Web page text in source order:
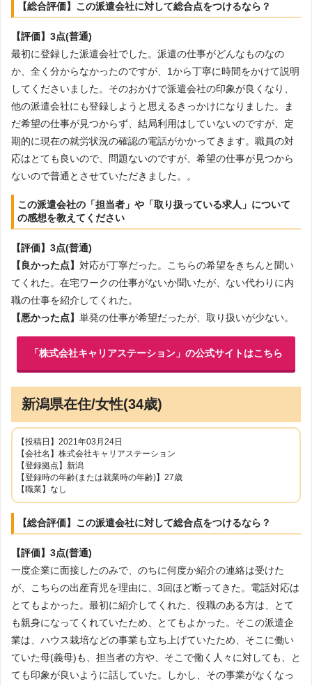
【総合評価】この派遣会社に対して総合点をつけるなら？
【評価】3点(普通)
最初に登録した派遣会社でした。派遣の仕事がどんなものなの
か、全く分からなかったのですが、1から丁寧に時間をかけて説明
してくださいました。そのおかけで派遣会社の印象が良くなり、
他の派遣会社にも登録しようと思えるきっかけになりました。ま
だ希望の仕事が見つからず、結局利用はしていないのですが、定
期的に現在の就労状況の確認の電話がかかってきます。職員の対
応はとても良いので、問題ないのですが、希望の仕事が見つから
ないので普通とさせていただきました。。
この派遣会社の「担当者」や「取り扱っている求人」について
の感想を教えてください
【評価】3点(普通)
【良かった点】 対応が丁寧だった。こちらの希望をきちんと聞い
てくれた。在宅ワークの仕事がないか聞いたが、ない代わりに内
職の仕事を紹介してくれた。
【悪かった点】 単発の仕事が希望だったが、取り扱いが少ない。
「株式会社キャリアステーション」の公式サイトはこちら
新潟県在住/女性(34歳)
【投稿日】2021年03月24日
【会社名】株式会社キャリアステーション
【登録拠点】新潟
【登録時の年齢(または就業時の年齢)】27歳
【職業】なし
【総合評価】この派遣会社に対して総合点をつけるなら？
【評価】3点(普通)
一度企業に面接したのみで、のちに何度か紹介の連絡は受けた
が、こちらの出産育児を理由に、3回ほど断ってきた。電話対応は
とてもよかった。最初に紹介してくれた、役職のある方は、とて
も親身になってくれていたため、とてもよかった。そこの派遣企
業は、ハウス栽培などの事業も立ち上げていたため、そこに働い
ていた母(義母)も、担当者の方や、そこで働く人々に対しても、と
ても印象が良いように話していた。しかし、その事業がなくなっ